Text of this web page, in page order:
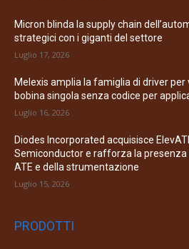
Micron blinda la supply chain
strategici con i giganti del settore
Luglio 17, 2026
Melexis amplia la famiglia di driver per
bobina singola senza codice per
Luglio 16, 2026
Diodes Incorporated acquisisce
Semiconductor e rafforza la presenza
ATE e della strumentazione
Luglio 15, 2026
PRODOTTI